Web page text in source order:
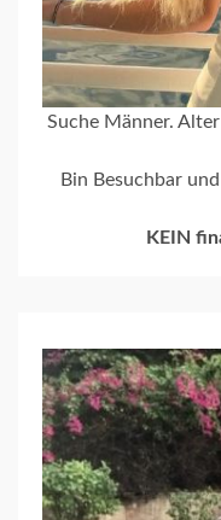
Suche Männer.
Bin Besuchbar
KEIN